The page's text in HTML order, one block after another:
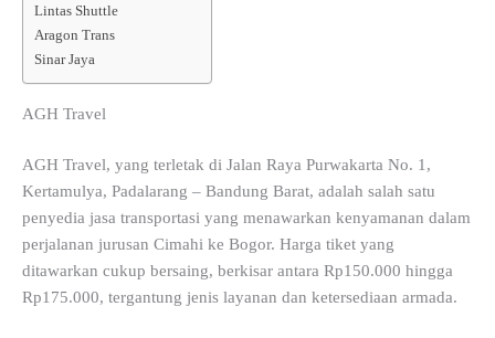
Lintas Shuttle
Aragon Trans
Sinar Jaya
AGH Travel
AGH Travel, yang terletak di Jalan Raya Purwakarta No. 1,
Kertamulya, Padalarang – Bandung Barat, adalah salah satu
penyedia jasa transportasi yang menawarkan kenyamanan dalam
perjalanan jurusan Cimahi ke Bogor. Harga tiket yang
ditawarkan cukup bersaing, berkisar antara Rp150.000 hingga
Rp175.000, tergantung jenis layanan dan ketersediaan armada.